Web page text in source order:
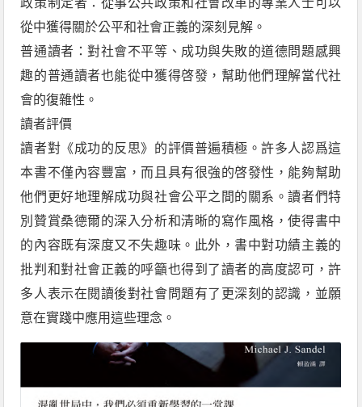
政策制定者：從事公共政策和社會改革的專業人士可以
從中獲得關於公平和社會正義的深刻見解。
普通讀者：對社會不平等、成功與失敗的道德問題感興
趣的普通讀者也能從中獲得啓發，幫助他們理解當代社
會的復雜性。
讀者評價
讀者對《成功的反思》的評價普遍積極。許多人認爲這
本書不僅內容豐富，而且具有很強的啓發性，能夠幫助
他們更好地理解成功與社會公平之間的關系。讀者們特
別贊賞桑德爾的深入分析和清晰的寫作風格，使得書中
的內容既有深度又不失趣味。此外，書中對功績主義的
批判和對社會正義的呼籲也得到了讀者的高度認可，許
多人表示在閱讀後對社會問題有了更深刻的認識，並願
意在實踐中應用這些理念。